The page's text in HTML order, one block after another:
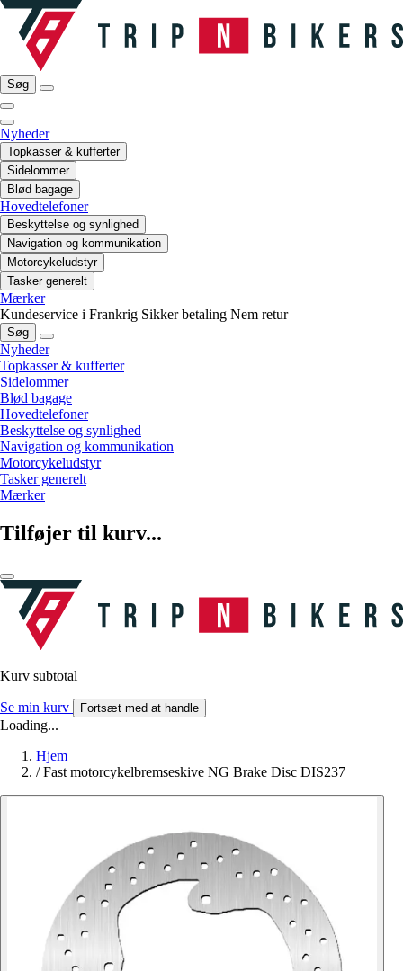
Søg
Nyheder
Topkasser & kufferter
Sidelommer
Blød bagage
Hovedtelefoner
Beskyttelse og synlighed
Navigation og kommunikation
Motorcykeludstyr
Tasker generelt
Mærker
Kundeservice i Frankrig Sikker betaling Nem retur
Søg
Nyheder
Topkasser & kufferter
Sidelommer
Blød bagage
Hovedtelefoner
Beskyttelse og synlighed
Navigation og kommunikation
Motorcykeludstyr
Tasker generelt
Mærker
Tilføjer til kurv...
Kurv subtotal
Se min kurv Fortsæt med at handle
Loading...
Hjem
/ Fast motorcykelbremseskive NG Brake Disc DIS237